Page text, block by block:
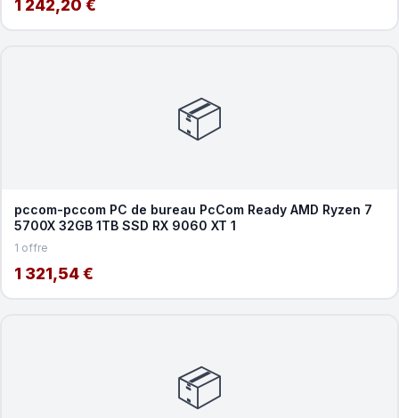
1 242,20 €
📦
pccom-pccom PC de bureau PcCom Ready AMD Ryzen 7
5700X 32GB 1TB SSD RX 9060 XT 1
1 offre
1 321,54 €
📦